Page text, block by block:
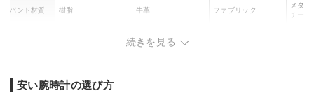
バンド材質 樹脂 牛革 ファブリック
メタ
チール)
続きを見る
安い腕時計の選び方